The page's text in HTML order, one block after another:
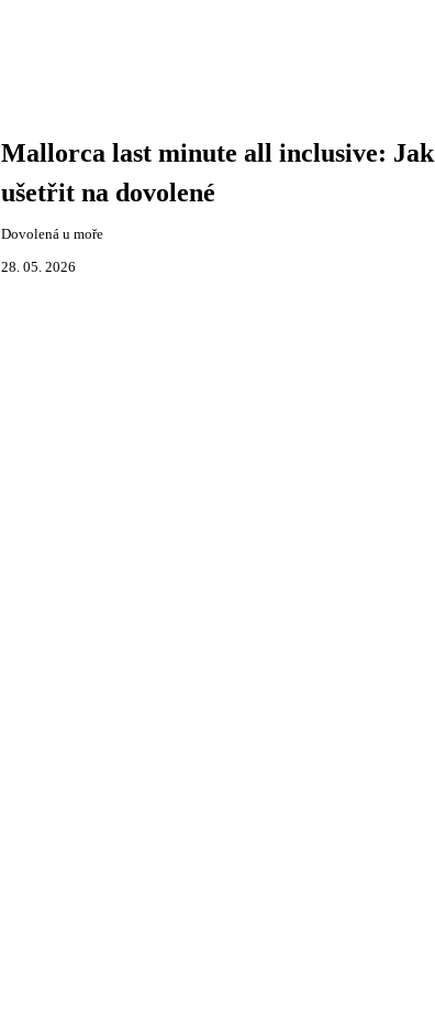
Mallorca last minute all inclusive: Jak
ušetřit na dovolené
Dovolená u moře
28. 05. 2026